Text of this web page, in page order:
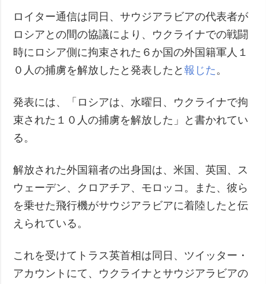
ロイター通信は同日、サウジアラビアの代表者が
ロシアとの間の協議により、ウクライナでの戦闘
時にロシア側に拘束された６か国の外国籍軍人１
０人の捕虜を解放したと発表したと報じた 。
発表には、「ロシアは、水曜日、ウクライナで拘
束された１０人の捕虜を解放した」と書かれてい
る。
解放された外国籍者の出身国は、米国、英国、ス
ウェーデン、クロアチア、モロッコ。また、彼ら
を乗せた飛行機がサウジアラビアに着陸したと伝
えられている。
これを受けてトラス英首相は同日、ツイッター・
アカウントにて、ウクライナとサウジアラビアの